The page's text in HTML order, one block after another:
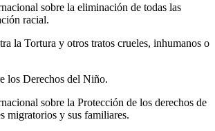
sobre la eliminación de todas las
racial.
la Tortura y otros tratos crueles, inhumanos o
los Derechos del Niño.
sobre la Protección de los derechos de
migratorios y sus familiares.